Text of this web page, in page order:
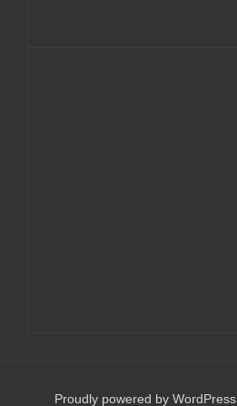
Proudly powered by WordPress